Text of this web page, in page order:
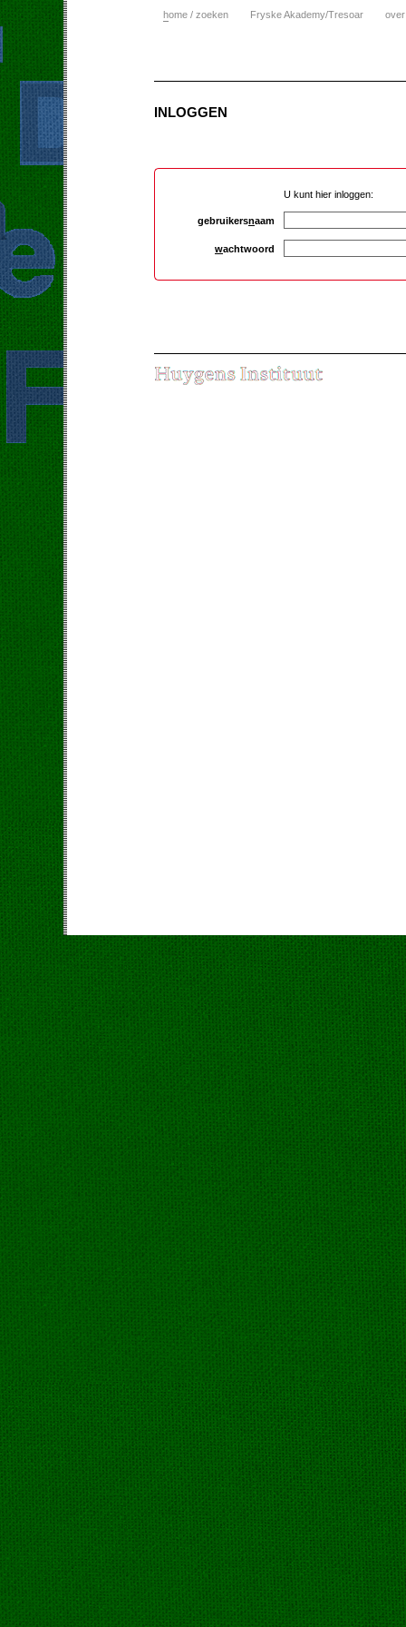
home / zoeken Fryske Akademy/Tresoar
INLOGGEN
U kunt hier inloggen:
gebruikersnaam
wachtwoord